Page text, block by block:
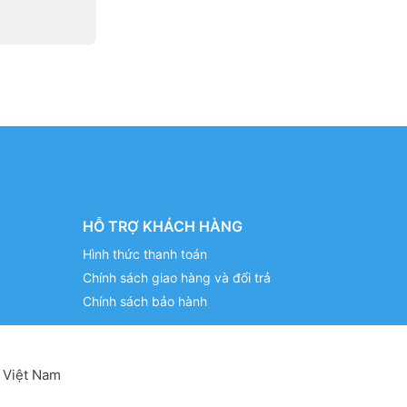
HỖ TRỢ KHÁCH HÀNG
Hình thức thanh toán
Chính sách giao hàng và đổi trả
Chính sách bảo hành
Nam